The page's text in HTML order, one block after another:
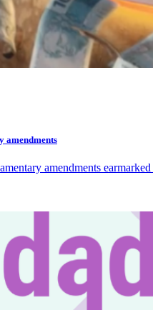
amendments
amendments